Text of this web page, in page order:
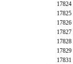
17824
17825
17826
17827
17828
17829
17831